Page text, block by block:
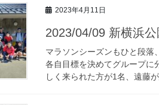
2023年4月11日
2023/04/09 新横浜
マラソンシーズンもひと段落
各自目標を決めてグループに
しく来られた方が1名、遠藤